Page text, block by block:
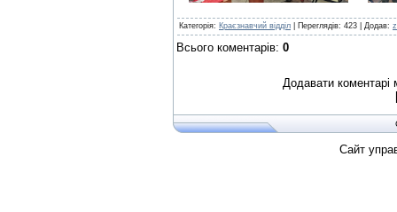
Категорія: Краєзнавчий відділ Переглядів: 423 Додав:
Всього коментарів: 0
Додавати коментарі
Сайт